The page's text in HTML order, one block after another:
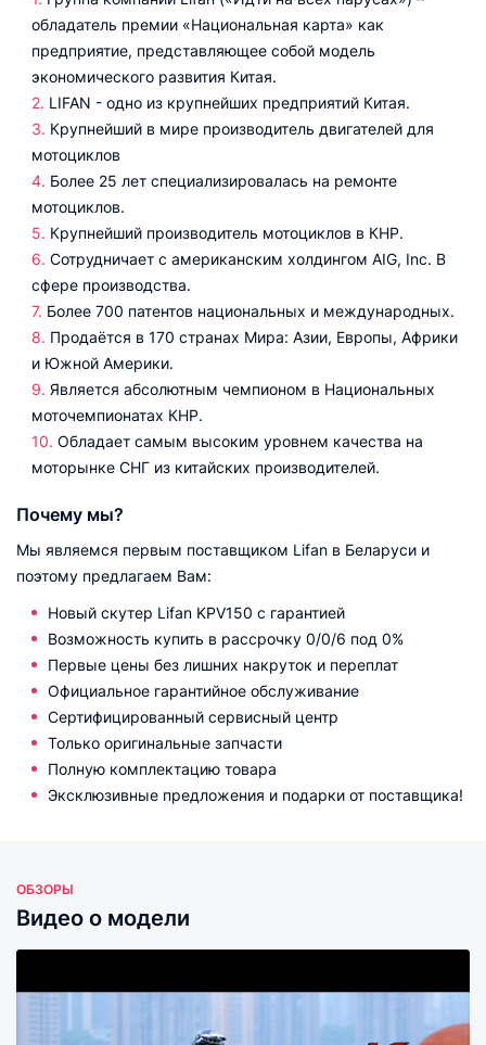
обладатель премии «Национальная карта» как
предприятие, представляющее собой модель
экономического развития Китая.
LIFAN - одно из крупнейших предприятий Китая.
Крупнейший в мире производитель двигателей для
мотоциклов
Более 25 лет специализировалась на ремонте
мотоциклов.
Крупнейший производитель мотоциклов в КНР.
Сотрудничает с американским холдингом AIG, Inc. В
сфере производства.
Более 700 патентов национальных и международных.
Продаётся в 170 странах Мира: Азии, Европы, Африки
и Южной Америки.
Является абсолютным чемпионом в Национальных
моточемпионатах КНР.
Обладает самым высоким уровнем качества на
моторынке СНГ из китайских производителей.
Почему мы?
Мы являемся первым поставщиком Lifan в Беларуси и
поэтому предлагаем Вам:
Новый скутер Lifan KPV150 с гарантией
Возможность купить в рассрочку 0/0/6 под 0%
Первые цены без лишних накруток и переплат
Официальное гарантийное обслуживание
Сертифицированный сервисный центр
Только оригинальные запчасти
Полную комплектацию товара
Эксклюзивные предложения и подарки от поставщика!
ОБЗОРЫ
Видео о модели